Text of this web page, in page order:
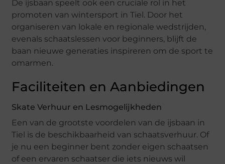
De ijsbaan speelt ook een cruciale rol in het
promoten van wintersport in Tiel. Door het
organiseren van lokale en regionale wedstrijden,
evenals schaatslessen voor beginners, blijft de
baan nieuwe generaties inspireren om de sport te
omarmen.
Faciliteiten en Aanbiedingen
Skate Verhuur en Lesmogelijkheden
Een van de grootste voordelen van de ijsbaan in
Tiel is de beschikbaarheid van schaatsverhuur. Of
je nu een beginner bent zonder eigen schaatsen
of een ervaren schaatser die iets nieuws wil